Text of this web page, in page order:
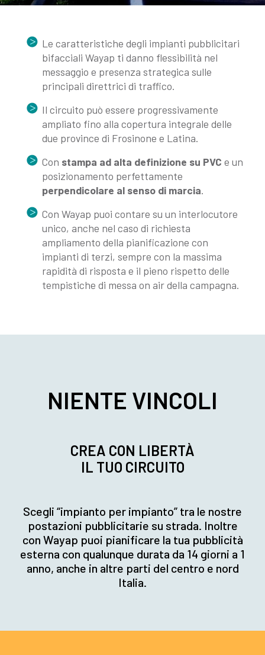
Le caratteristiche degli impianti pubblicitari
bifacciali Wayap ti danno flessibilità nel
messaggio e presenza strategica sulle
principali direttrici di traffico.
Il circuito può essere progressivamente
ampliato fino alla copertura integrale delle
due province di Frosinone e Latina.
Con stampa ad alta definizione su PVC e un
posizionamento perfettamente
perpendicolare al senso di marcia.
Con Wayap puoi contare su un interlocutore
unico, anche nel caso di richiesta
ampliamento della pianificazione con
impianti di terzi, sempre con la massima
rapidità di risposta e il pieno rispetto delle
tempistiche di messa on air della campagna.
NIENTE VINCOLI
CREA CON LIBERTÀ
IL TUO CIRCUITO
Scegli “impianto per impianto” tra le nostre
postazioni pubblicitarie su strada. Inoltre
con Wayap puoi pianificare la tua pubblicità
esterna con qualunque durata da 14 giorni a 1
anno, anche in altre parti del centro e nord
Italia.